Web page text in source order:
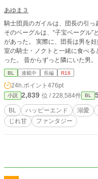
あゆま３
騎士団員のガイルは、団長の引っ
そのベーグルは、“子宝ベーグル
があった。 実際に、団長は男を
室の騎士・ノクトと一緒に食べ
った。 昔からずっと隣にいた男
らない。 なのに触れられるたび、
系幼馴染騎士×鈍感陽キャ騎士 じれ甘溺愛BL。 ※無断転
トノベルにも掲載しています。
BL 連載中 長編 R18
24h.ポイント 476pt
小説 2,839 位 / 228,584件 BL
BL ハッピーエンド 溺愛
じれ甘
ファンタジー